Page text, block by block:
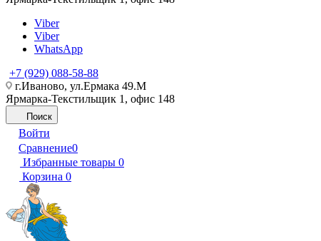
Viber
Viber
WhatsApp
+7 (929) 088-58-88
г.Иваново, ул.Ермака 49.M
Ярмарка-Текстильщик 1, офис 148
Поиск
Войти
Сравнение0
Избранные товары 0
Корзина 0